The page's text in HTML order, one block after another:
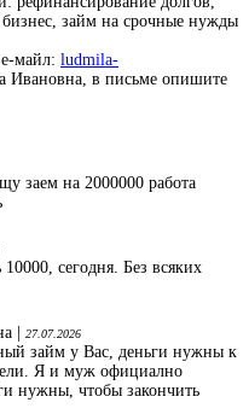
бизнес, займ на срочные нужды
майл: ludmila-
Ивановна, в письме опишите
заем на 2000000 работа
сегодня. Без всяких
| 27.07.2026
займ у Вас, деньги нужны к
Я и муж официално
нужны, чтобы закончить